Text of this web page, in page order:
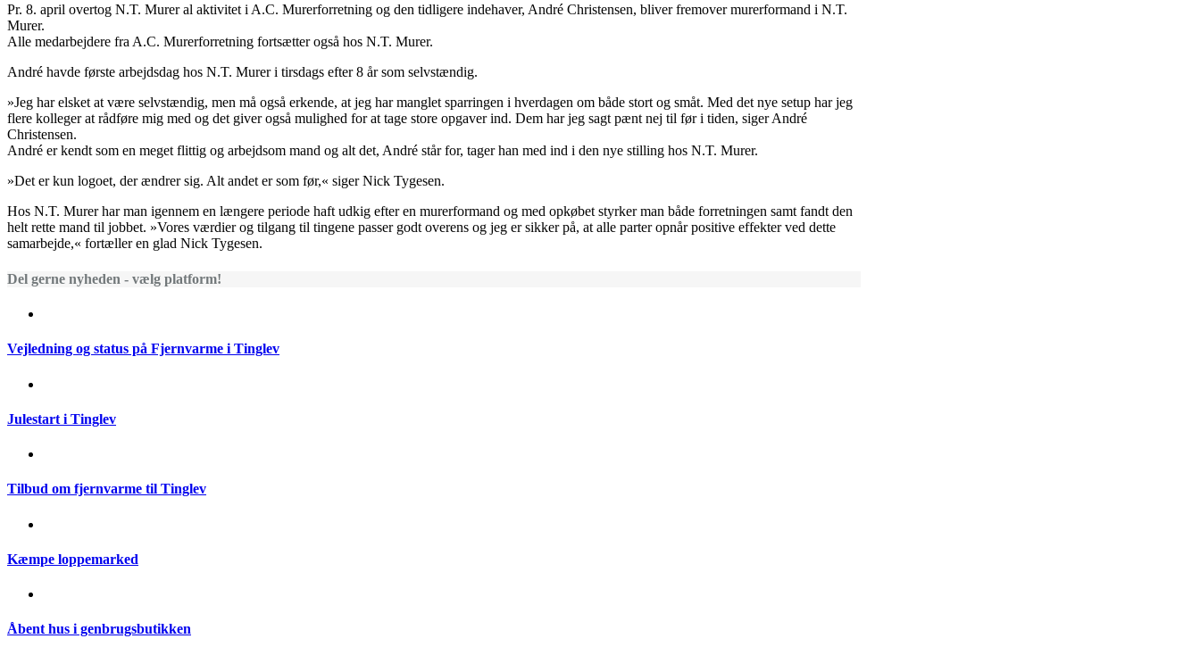
Pr. 8. april overtog N.T. Murer al aktivitet i A.C. Murerforretning og den tidligere indehaver, André Christensen, bliver fremover murerformand i N.T.
Murer.
Alle medarbejdere fra A.C. Murerforretning fortsætter også hos N.T. Murer.
André havde første arbejdsdag hos N.T. Murer i tirsdags efter 8 år som selvstændig.
»Jeg har elsket at være selvstændig, men må også erkende, at jeg har manglet sparringen i hverdagen om både stort og småt. Med det nye setup har jeg
flere kolleger at rådføre mig med og det giver også mulighed for at tage store opgaver ind. Dem har jeg sagt pænt nej til før i tiden, siger André
Christensen.
André er kendt som en meget flittig og arbejdsom mand og alt det, André står for, tager han med ind i den nye stilling hos N.T. Murer.
»Det er kun logoet, der ændrer sig. Alt andet er som før,« siger Nick Tygesen.
Hos N.T. Murer har man igennem en længere periode haft udkig efter en murerformand og med opkøbet styrker man både forretningen samt fandt den
helt rette mand til jobbet. »Vores værdier og tilgang til tingene passer godt overens og jeg er sikker på, at alle parter opnår positive effekter ved dette
samarbejde,« fortæller en glad Nick Tygesen.
Del gerne nyheden - vælg platform!
Vejledning og status på Fjernvarme i Tinglev
Julestart i Tinglev
Tilbud om fjernvarme til Tinglev
Kæmpe loppemarked
Åbent hus i genbrugsbutikken